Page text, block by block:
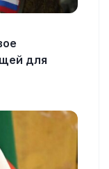
для